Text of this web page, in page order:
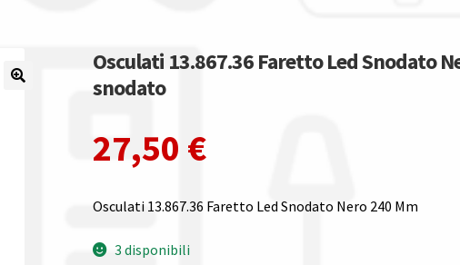
Osculati 13.867.36 Faretto Led Snodato
snodato
27,50 €
Osculati 13.867.36 Faretto Led Snodato Nero 240 Mm
3 disponibili